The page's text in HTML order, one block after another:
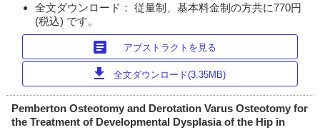
全文ダウンロード： 従量制、基本料金制の方共に770円
(税込) です。
article アブストラクトを見る
download 全文ダウンロード(3.35MB)
Pemberton Osteotomy and Derotation Varus Osteotomy for
the Treatment of Developmental Dysplasia of the Hip in